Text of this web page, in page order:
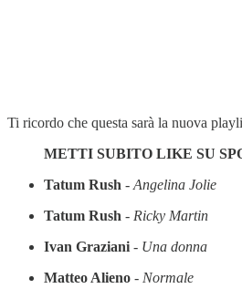
Ti ricordo che questa sarà la nuova
METTI SUBITO LIKE SU
Tatum Rush - Angelina Jolie
Tatum Rush - Ricky Martin
Ivan Graziani - Una donna
Matteo Alieno - Normale